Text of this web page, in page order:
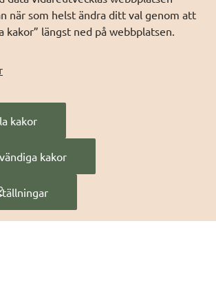
när som helst ändra ditt val genom att
kakor” längst ned på webbplatsen.
kakor
kakor
Sveriges dataportal
Sweden Connect
förvaltning